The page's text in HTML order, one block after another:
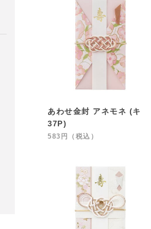
あわせ金封 アネモネ (キ
37P)
583円（税込）